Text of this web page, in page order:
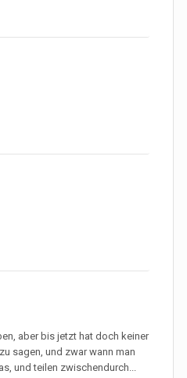
aber bis jetzt hat doch keiner
sagen, und zwar wann man
und teilen zwischendurch...